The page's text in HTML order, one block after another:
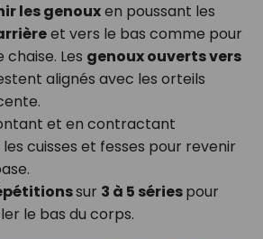
les genouxen poussant les
et vers le bas comme pour
chaise. Les genoux ouverts vers
alignés avec les orteils
et en contractant
cuisses et fesses pour revenir
sur 3 à 5 sériespour
le bas du corps.